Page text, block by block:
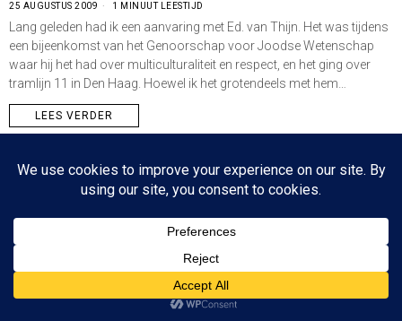
25 AUGUSTUS 2009 1 MINUUT LEESTIJD
Lang geleden had ik een aanvaring met Ed. van Thijn. Het was tijdens
een bijeenkomst van het Genoorschap voor Joodse Wetenschap
waar hij het had over multiculturaliteit en respect, en het ging over
tramlijn 11 in Den Haag. Hoewel ik het grotendeels met hem…
LEES VERDER
Since 2003 © All Rights Reserved | Foto's Robbert Baruch tenzij anders vermeld
NIEUWSBRIEF CONTACT
BOVEN